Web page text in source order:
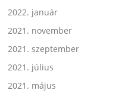
2022. január
2021. november
2021. szeptember
2021. július
2021. május